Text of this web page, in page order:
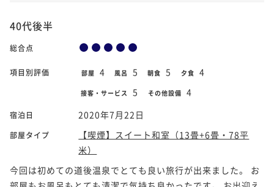
40代後半
総合点
項目別評価 部屋 4 風呂 5 朝食 5 夕食 4
接客・サービス 5 その他設備 4
宿泊日 2020年7月22日
部屋タイプ
【喫煙】スイート和室（13畳+6畳・78平
米）
今回は初めての道後温泉でとても良い旅行が出来ました。 お